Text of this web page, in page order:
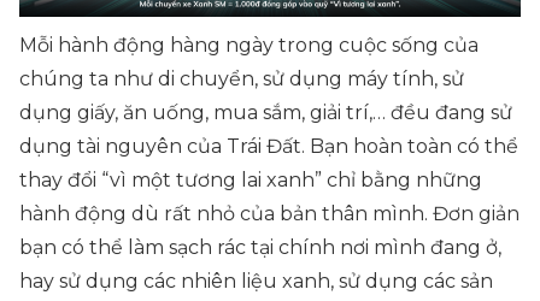
Mỗi hành động hàng ngày trong cuộc sống của
chúng ta như di chuyển, sử dụng máy tính, sử
dụng giấy, ăn uống, mua sắm, giải trí,… đều đang sử
dụng tài nguyên của Trái Đất. Bạn hoàn toàn có thể
thay đổi “vì một tương lai xanh” chỉ bằng những
hành động dù rất nhỏ của bản thân mình. Đơn giản
bạn có thể làm sạch rác tại chính nơi mình đang ở,
hay sử dụng các nhiên liệu xanh, sử dụng các sản